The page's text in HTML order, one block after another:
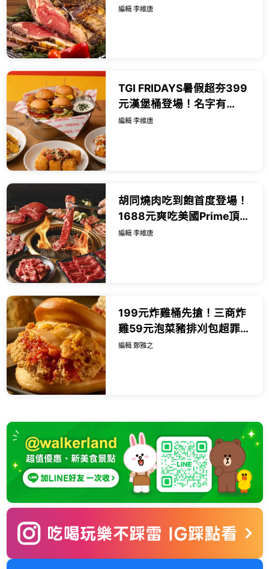
飽，再加碼吃主廚特製燒
編輯 李維唐
TGI FRIDAYS暑假超夯399
元漢堡桶登場！名字有
JOHN享五款沾醬吃到飽。
編輯 李維唐
胡同燒肉吃到飽首度登場！
1688元爽吃美國Prime頂級
牛肉，七夕浪漫雙人餐999
編輯 李維唐
199元炸雞桶先搶！三商炸
雞59元泡菜豬排刈包超罪
惡，速食控小確幸要吃。
編輯 鄭雅之